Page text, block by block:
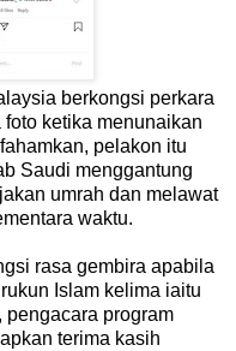
berkongsi perkara
ketika menunaikan
pelakon itu
Saudi menggantung
umrah dan melawat
waktu.
rasa gembira apabila
Islam kelima iaitu
pengacara program
terima kasih